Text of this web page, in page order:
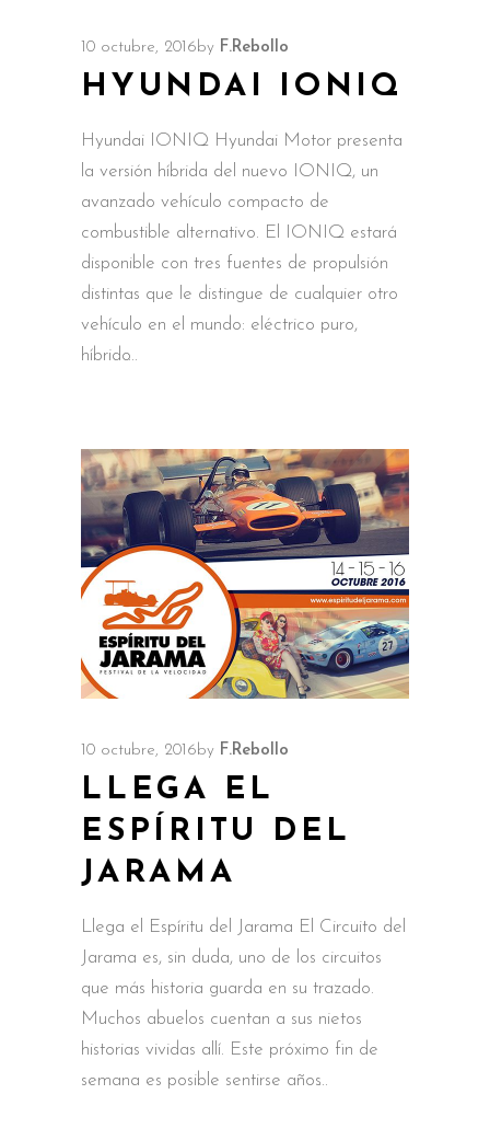
10 octubre, 2016 by F.Rebollo
HYUNDAI IONIQ
Hyundai IONIQ Hyundai Motor presenta
la versión híbrida del nuevo IONIQ, un
avanzado vehículo compacto de
combustible alternativo. El IONIQ estará
disponible con tres fuentes de propulsión
distintas que le distingue de cualquier otro
vehículo en el mundo: eléctrico puro,
híbrido
10 octubre, 2016 by F.Rebollo
LLEGA EL
ESPÍRITU DEL
JARAMA
Llega el Espíritu del Jarama El Circuito del
Jarama es, sin duda, uno de los circuitos
que más historia guarda en su trazado.
Muchos abuelos cuentan a sus nietos
historias vividas allí. Este próximo fin de
semana es posible sentirse años